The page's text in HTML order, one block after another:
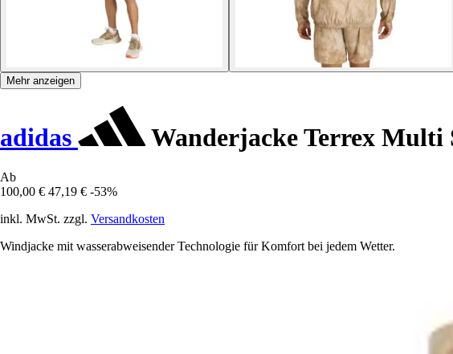
Mehr anzeigen
adidas Wanderjacke Terrex Multi
Ab
100,00 € 47,19 € -53%
inkl. MwSt. zzgl. Versandkosten
Windjacke mit wasserabweisender Technologie für Komfort bei jedem Wetter.